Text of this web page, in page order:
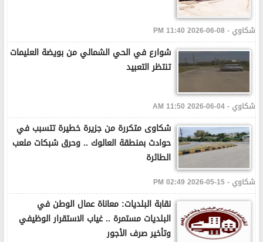
شكاوي - 08-06-2026 11:40 PM
شوارع في الحي الشمالي من بويضة العليمات
تنتظر التعبيد
شكاوي - 04-06-2026 11:50 AM
شكاوى متكررة من جزيرة خطيرة تتسبب في
حوادث بمنطقة العالوك .. وحرق شبكات ملعب
الطائرة
شكاوي - 15-05-2026 02:49 PM
نقابة البلديات: معاناة عمال الوطن في
البلديات مستمرة .. غياب الاستقرار الوظيفي
وتأخير صرف الأجور